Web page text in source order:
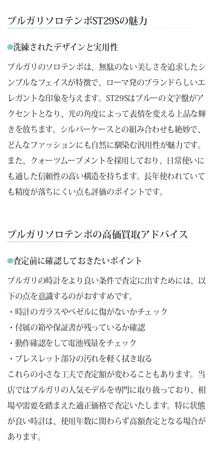
ブルガリソロテンポST29Sの魅力
洗練されたデザインと実用性
ブルガリのソロテンポは、無駄のない美しさを追求したシ
ンプルなフェイスが特徴で、ローマ発のブランドらしいエ
レガントな印象を与えます。ST29Sはブルーの文字盤がア
クセントとなり、光の角度によって表情を変える上品な輝
きを放ちます。シルバーケースとの組み合わせも絶妙で、
どんなファッションにも自然に馴染む汎用性が魅力です。
また、クォーツムーブメントを採用しており、日常使いに
も適した信頼性の高い構造を持ちます。長年使われていて
も精度が落ちにくい点も評価のポイントです。
ブルガリソロテンポの高価買取アドバイス
査定前に確認しておきたいポイント
ブルガリの時計をより良い条件で査定に出すためには、以
下の点を意識するのがおすすめです。
・時計のガラスやベゼルに傷がないかチェック
・付属の箱や保証書が残っているか確認
・動作確認をして電池残量をチェック
・ブレスレット部分の汚れを軽く拭き取る
これらの小さな工夫で査定額が変わることもあります。当
店ではブルガリの人気モデルを専門に取り扱っており、相
場や需要を踏まえた適正価格で査定いたします。特に状態
が良い時計は、使用年数に関わらず高額査定となる場合が
あります。